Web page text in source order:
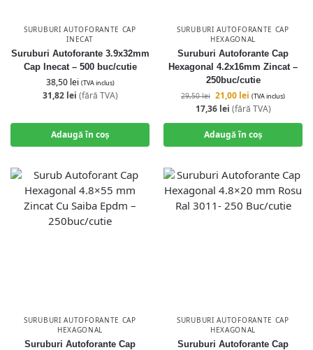
SURUBURI AUTOFORANTE CAP
INECAT
Suruburi Autoforante 3.9x32mm
Cap Inecat – 500 buc/cutie
38,50 lei (TVA inclus)
31,82 lei (fără TVA)
Adaugă în coș
SURUBURI AUTOFORANTE CAP
HEXAGONAL
Suruburi Autoforante Cap
Hexagonal 4.2x16mm Zincat –
250buc/cutie
29,50lei 21,00 lei (TVA inclus)
17,36 lei (fără TVA)
Adaugă în coș
SURUBURI AUTOFORANTE CAP
HEXAGONAL
Suruburi Autoforante Cap
SURUBURI AUTOFORANTE CAP
HEXAGONAL
Suruburi Autoforante Cap